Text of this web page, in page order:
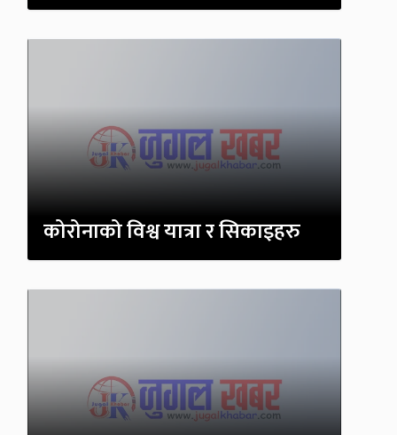
कोरोनाको विश्व यात्रा र सिकाइहरु